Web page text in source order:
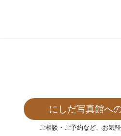
にしだ写真館へ
ご相談・ご予約など、お気